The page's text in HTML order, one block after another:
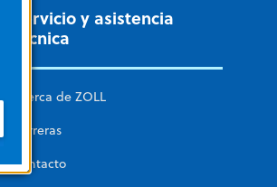
Servicio y asistencia
técnica
Acerca de ZOLL
Carreras
Contacto